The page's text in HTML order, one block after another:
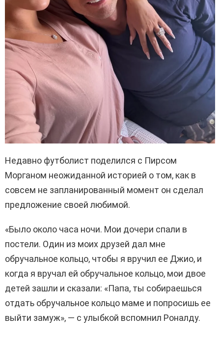
Недавно футболист поделился с Пирсом
Морганом неожиданной историей о том, как в
совсем не запланированный момент он сделал
предложение своей любимой.
«Было около часа ночи. Мои дочери спали в
постели. Один из моих друзей дал мне
обручальное кольцо, чтобы я вручил ее Джио, и
когда я вручал ей обручальное кольцо, мои двое
детей зашли и сказали: «Папа, ты собираешься
отдать обручальное кольцо маме и попросишь ее
выйти замуж», — с улыбкой вспомнил Роналду.